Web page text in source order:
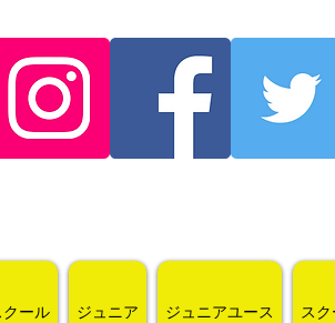
クール ジュニア ジュニアユース ス